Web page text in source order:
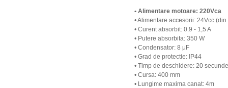
• Alimentare motoare: 220Vca
• Alimentare accesorii: 24Vcc
• Curent absorbit: 0.9 - 1,5 A
• Putere absorbita: 350 W
• Condensator: 8 μF
• Grad de protectie: IP44
• Timp de deschidere: 20 secunde
• Cursa: 400 mm
• Lungime maxima canat: 4m